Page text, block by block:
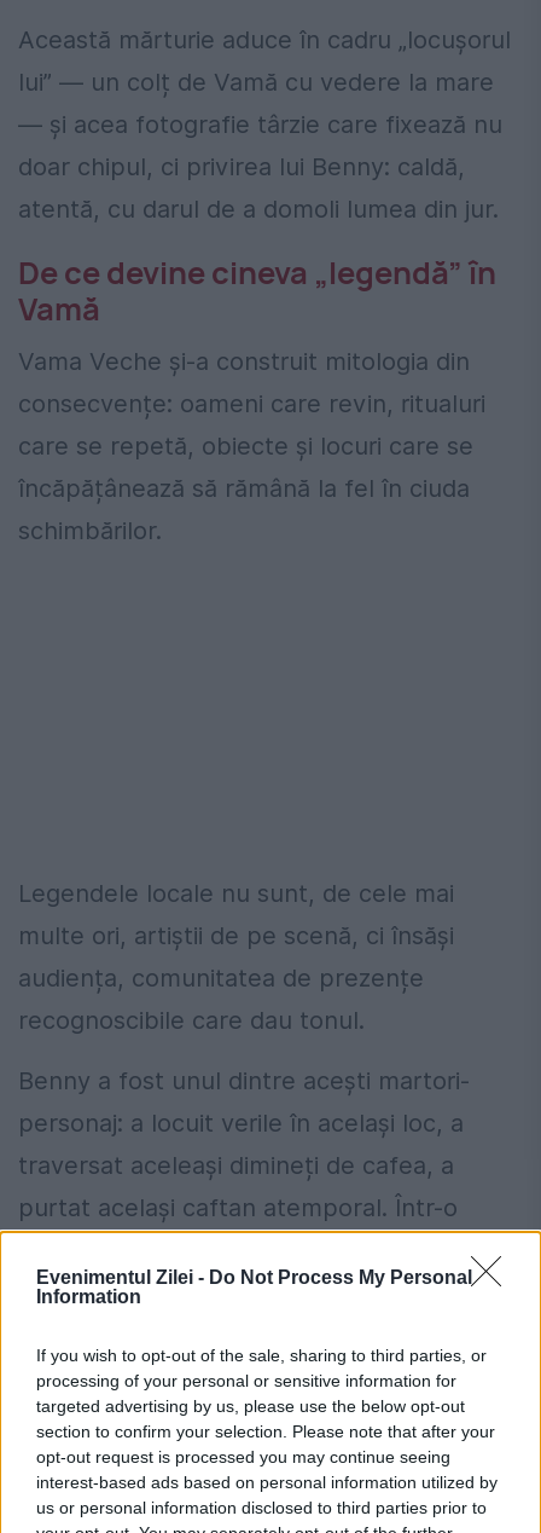
Evenimentul Zilei - Do Not Process My Personal
Information
If you wish to opt-out of the sale, sharing to third parties, or
processing of your personal or sensitive information for
targeted advertising by us, please use the below opt-out
section to confirm your selection. Please note that after your
opt-out request is processed you may continue seeing
interest-based ads based on personal information utilized by
us or personal information disclosed to third parties prior to
Această mărturie aduce în cadru „locușorul
lui” — un colț de Vamă cu vedere la mare
— și acea fotografie târzie care fixează nu
doar chipul, ci privirea lui Benny: caldă,
atentă, cu darul de a domoli lumea din jur.
De ce devine cineva „legendă” în
Vamă
Vama Veche și-a construit mitologia din
consecvențe: oameni care revin, ritualuri
care se repetă, obiecte și locuri care se
încăpățânează să rămână la fel în ciuda
schimbărilor.
Legendele locale nu sunt, de cele mai
multe ori, artiștii de pe scenă, ci însăși
audiența, comunitatea de prezențe
recognoscibile care dau tonul.
Benny a fost unul dintre acești martori-
personaj: a locuit verile în același loc, a
traversat aceleași dimineți de cafea, a
purtat același caftan atemporal. Într-o
Vamă grăbită să-și schimbe fața, el a rămas
semnul diacritic al unui timp mai rar.
Geografia afectivă: rulote, iarbă,
Stuf
Parcul de rulote din spatele vechiului Stuf
— o geografie afectivă pentru mulți — a